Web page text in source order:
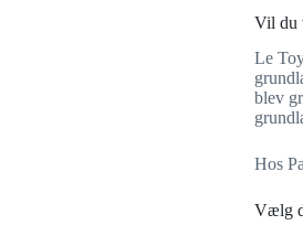
Vil du
Le
blev
Hos
Vælg